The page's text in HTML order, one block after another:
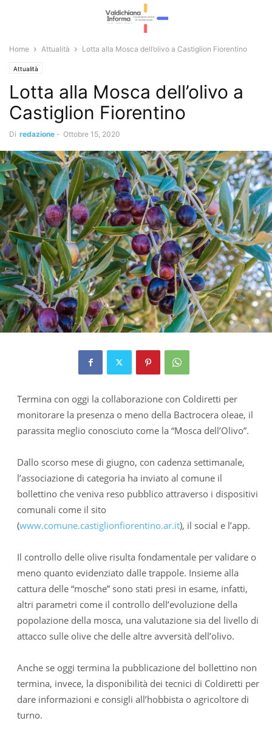
Home Attualità Lotta alla Mosca dell’olivo a Castiglion Fiorentino
Attualità
Lotta alla Mosca dell’olivo a
Castiglion Fiorentino
Di redazione - Ottobre 15, 2020
Termina con oggi la collaborazione con Coldiretti per
monitorare la presenza o meno della Bactrocera oleae, il
parassita meglio conosciuto come la “Mosca dell’Olivo”.
Dallo scorso mese di giugno, con cadenza settimanale,
l’associazione di categoria ha inviato al comune il
bollettino che veniva reso pubblico attraverso i dispositivi
comunali come il sito
(www.comune.castiglionfiorentino.ar.it), il social e l’app.
Il controllo delle olive risulta fondamentale per validare o
meno quanto evidenziato dalle trappole. Insieme alla
cattura delle “mosche” sono stati presi in esame, infatti,
altri parametri come il controllo dell’evoluzione della
popolazione della mosca, una valutazione sia del livello di
attacco sulle olive che delle altre avversità dell’olivo.
Anche se oggi termina la pubblicazione del bollettino non
termina, invece, la disponibilità dei tecnici di Coldiretti per
dare informazioni e consigli all’hobbista o agricoltore di
turno.